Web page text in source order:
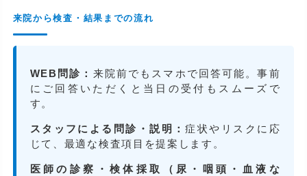
来院から検査・結果までの流れ
WEB問診： 来院前でもスマホで回答可能。事前
にご回答いただくと当日の受付もスムーズで
す。
スタッフによる問診・説明：症状やリスクに応
じて、最適な検査項目を提案します。
医師の診察・検体採取（尿・咽頭・血液な